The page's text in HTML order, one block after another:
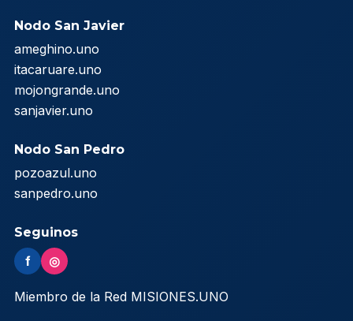
Nodo San Javier
ameghino.uno
itacaruare.uno
mojongrande.uno
sanjavier.uno
Nodo San Pedro
pozoazul.uno
sanpedro.uno
Seguinos
f ◎
Miembro de la Red MISIONES.UNO